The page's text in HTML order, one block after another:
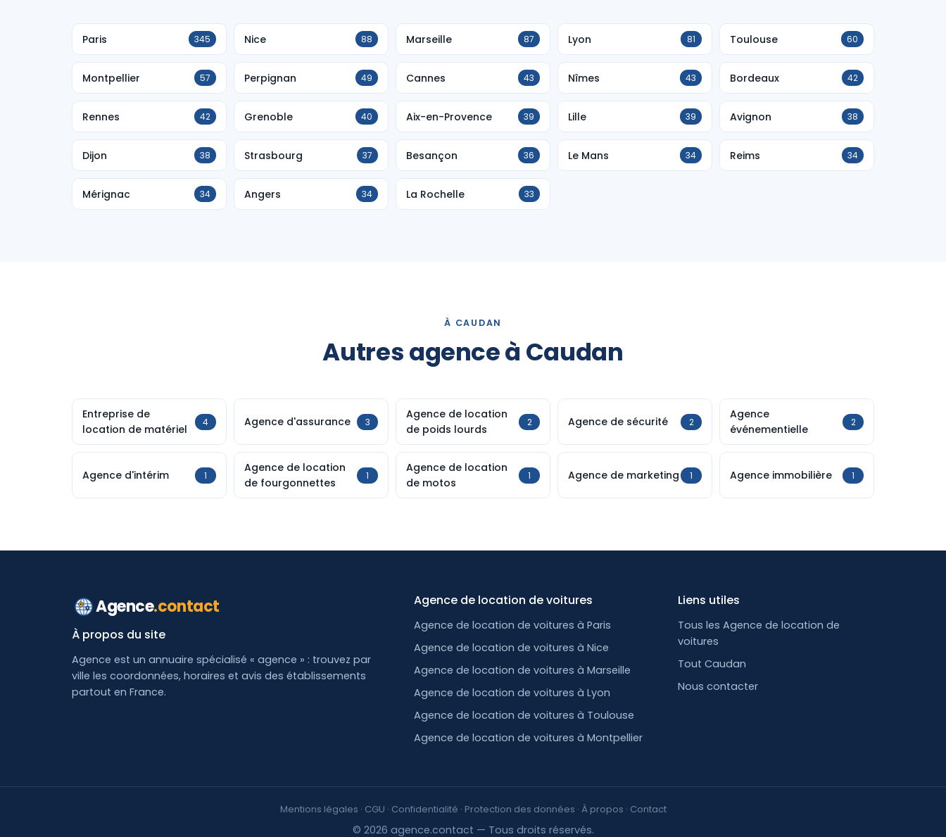
Paris 345 Nice 88 Marseille 87 Lyon 81 Toulouse 60
Montpellier 57 Perpignan 49 Cannes 43 Nîmes 43 Bordeaux 42
Rennes 42 Grenoble 40 Aix-en-Provence 39 Lille 39 Avignon 38
Dijon 38 Strasbourg 37 Besançon 36 Le Mans 34 Reims 34
Mérignac 34 Angers 34 La Rochelle 33
À CAUDAN
Autres agence à Caudan
Entreprise de
location de matériel
4 Agence d'assurance 3
Agence de location
de poids lourds
2 Agence de sécurité 2
Agence
événementielle
2
Agence d'intérim 1
Agence de location
de fourgonnettes
1
Agence de location
de motos
1 Agence de marketing 1 Agence immobilière 1
Agence.contact
À propos du site
Agence est un annuaire spécialisé « agence » : trouvez par
ville les coordonnées, horaires et avis des établissements
partout en France.
Agence de location de voitures
Agence de location de voitures à Paris
Agence de location de voitures à Nice
Agence de location de voitures à Marseille
Agence de location de voitures à Lyon
Agence de location de voitures à Toulouse
Agence de location de voitures à Montpellier
Liens utiles
Tous les Agence de location de
voitures
Tout Caudan
Nous contacter
Mentions légales · CGU · Confidentialité · Protection des données · À propos · Contact
© 2026 agence.contact — Tous droits réservés.